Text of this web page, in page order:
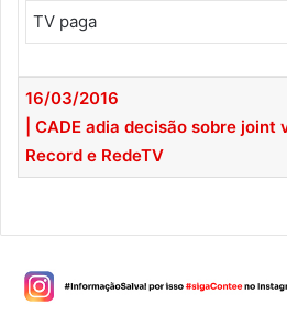
TV paga
16/03/2016
| CADE adia decisão sobre joint
Record e RedeTV